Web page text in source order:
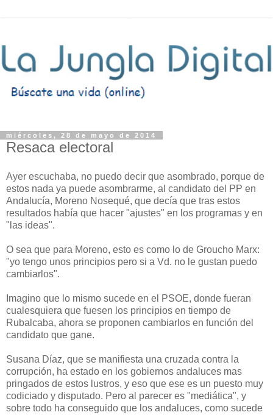
miércoles, 28 de mayo de 2014
Resaca electoral
Ayer escuchaba, no puedo decir que asombrado, porque de
estos nada ya puede asombrarme, al candidato del PP en
Andalucía, Moreno Nosequé, que decía que tras estos
resultados había que hacer "ajustes" en los programas y en
"las ideas".
O sea que para Moreno, esto es como lo de Groucho Marx:
"yo tengo unos principios pero si a Vd. no le gustan puedo
cambiarlos".
Imagino que lo mismo sucede en el PSOE, donde fueran
cualesquiera que fuesen los principios en tiempo de
Rubalcaba, ahora se proponen cambiarlos en función del
candidato que gane.
Susana Díaz, que se manifiesta una cruzada contra la
corrupción, ha estado en los gobiernos andaluces mas
pringados de estos lustros, y eso que ese es un puesto muy
codiciado y disputado. Pero al parecer es "mediática", y
sobre todo ha conseguido que los andaluces, como sucede